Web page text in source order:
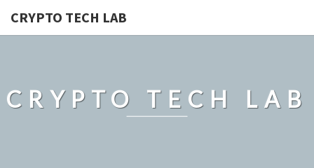
CRYPTO TECH LAB
CRYPTO TECH LAB